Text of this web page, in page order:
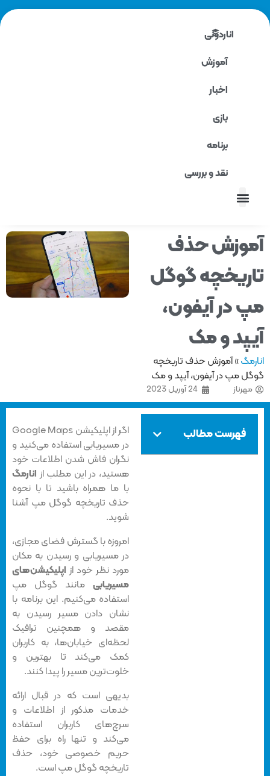
اناردونی
آموزش
برنامه
نقد و بررسی
حذف
گوگل
در آیفون،
و مک
»آموزش حذف تاریخچه
مپ در آیفون، آیپد و مک
مهرناز 24 آوریل 2023
فهرست مطالب
اگر از اپلیکیشن Google Maps
در مسیریابی استفاده می‌کنید و
نگران فاش شدن اطلاعات خود
هستید، در این مطلب ازانارمگ
با ما همراه باشید تا با نحوه
حذف تاریخچه گوگل مپ آشنا
شوید.
امروزه با گسترش فضای مجازی،
در مسیریابی و رسیدن به مکان
مورد نظر خود ازاپلیکیشن‌های
مسیریابیمانند گوگل مپ
استفاده می‌کنیم. این برنامه با
نشان دادن مسیر رسیدن به
مقصد و همچنین ترافیک
لحظه‌ای خیابان‌ها، به کاربران
کمک می‌کند تا بهترین و
خلوت‌ترین مسیر را پیدا کنند.
بدیهی است که در قبال ارائه
خدمات مذکور از اطلاعات و
سرچ‌های کاربران استفاده
می‌کند و تنها راه برای حفظ
حریم خصوصی خود، حذف
تاریخچه گوگل مپ است.